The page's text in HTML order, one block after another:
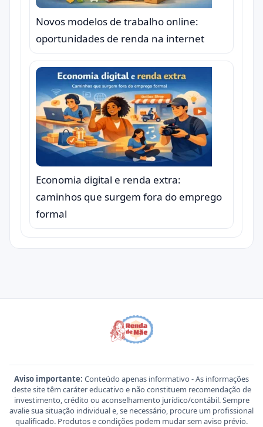
Novos modelos de trabalho online:
oportunidades de renda na internet
Economia digital e renda extra:
caminhos que surgem fora do emprego
formal
Aviso importante: Conteúdo apenas informativo - As informações
deste site têm caráter educativo e não constituem recomendação de
investimento, crédito ou aconselhamento jurídico/contábil. Sempre
avalie sua situação individual e, se necessário, procure um profissional
qualificado. Produtos e condições podem mudar sem aviso prévio.